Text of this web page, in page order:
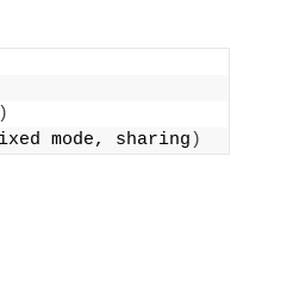
)
mode, sharing )